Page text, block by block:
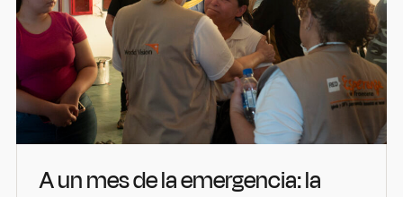
A un mes de la emergencia: la